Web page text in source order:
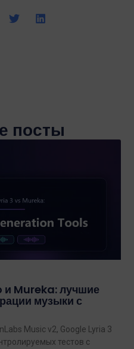
посты
и Mureka: лучшие
музыки с
Music v2, Google Lyria 3
тестов с